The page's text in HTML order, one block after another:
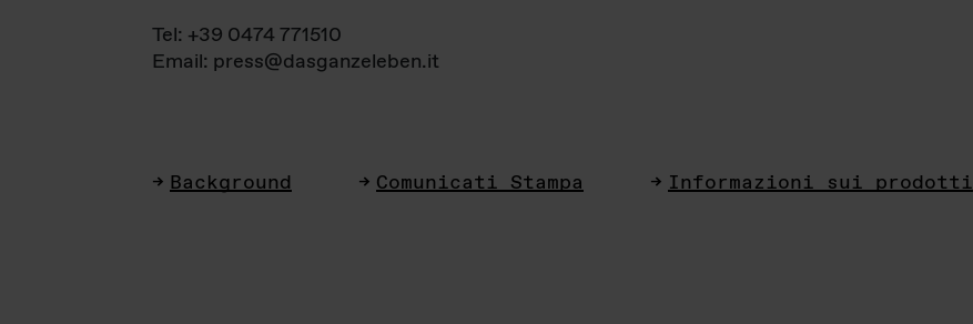
Tel: +39 0474 771510
Email: press@dasganzeleben.it
Background Comunicati Stampa Informazioni sui prodotti